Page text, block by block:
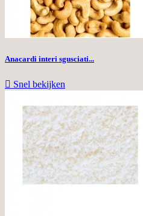
Anacardi interi sgusciati...
 Snel bekijken